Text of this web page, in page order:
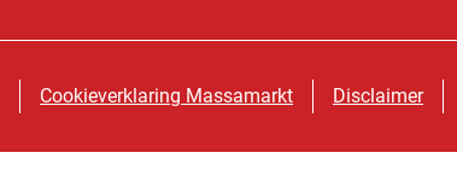
Cookieverklaring Massamarkt Disclaimer